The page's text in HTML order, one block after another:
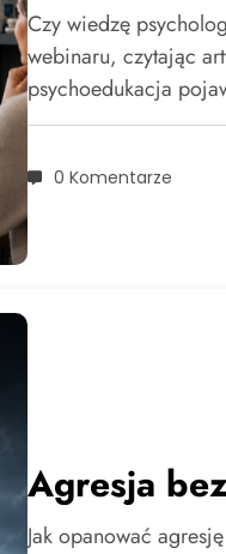
Czy wiedzę
webinaru, czytając
psychoedukacja
0 Komentarze
Agresja
Jak opanować